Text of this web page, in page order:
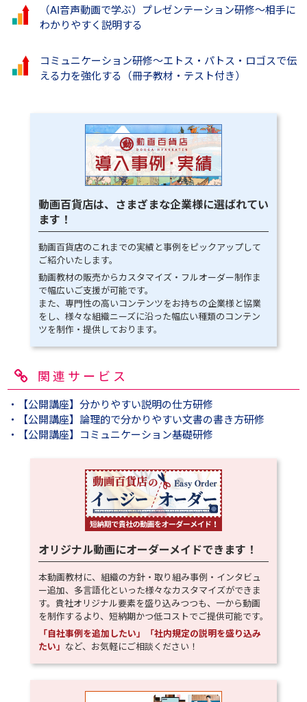
（AI音声動画で学ぶ）プレゼンテーション研修～相手に
わかりやすく説明する
コミュニケーション研修～エトス・パトス・ロゴスで伝
える力を強化する（冊子教材・テスト付き）
動画百貨店は、さまざまな企業様に選ばれてい
ます！
動画百貨店のこれまでの実績と事例をピックアップして
ご紹介いたします。
動画教材の販売からカスタマイズ・フルオーダー制作ま
で幅広いご支援が可能です。
また、専門性の高いコンテンツをお持ちの企業様と協業
をし、様々な組織ニーズに沿った幅広い種類のコンテン
ツを制作・提供しております。
関連サービス
・【公開講座】分かりやすい説明の仕方研修
・【公開講座】論理的で分かりやすい文書の書き方研修
・【公開講座】コミュニケーション基礎研修
オリジナル動画にオーダーメイドできます！
本動画教材に、組織の方針・取り組み事例・インタビュ
ー追加、多言語化といった様々なカスタマイズができま
す。貴社オリジナル要素を盛り込みつつも、一から動画
を制作するより、短納期かつ低コストでご提供可能です。
「自社事例を追加したい」「社内規定の説明を盛り込み
たい」 など、お気軽にご相談ください！